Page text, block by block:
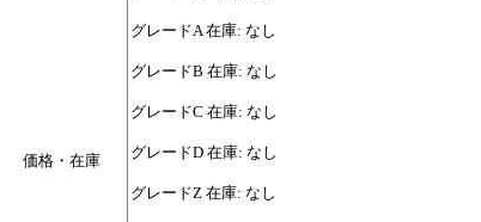
価格・在庫
グレードA 在庫: なし
グレードB 在庫: なし
グレードC 在庫: なし
グレードD 在庫: なし
グレードZ 在庫: なし